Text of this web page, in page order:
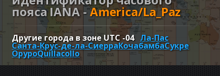
пояса IANA -America/La_Paz
Другие города в зоне UTC-04 Ла-Пас
Санта-Крус-де-ла-СиерраКочабамбаСукре
ОруроQuillacollo